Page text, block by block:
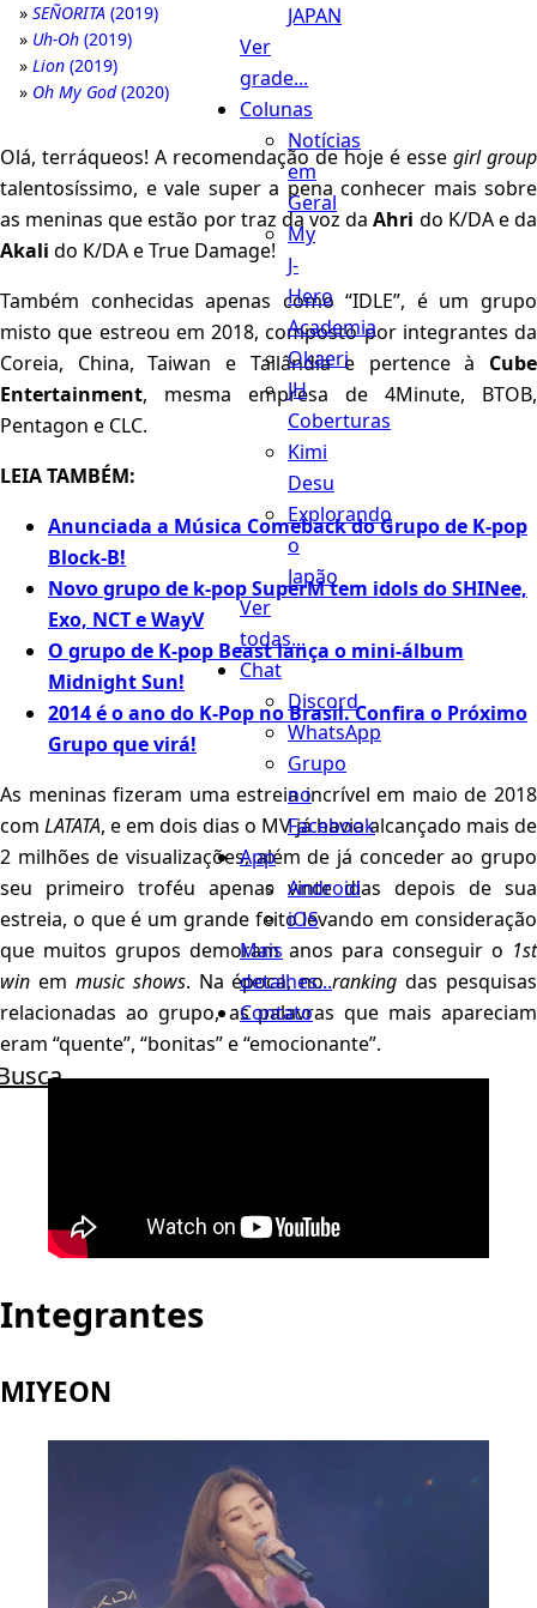
JAPAN
Ver
grade...
Colunas
Notícias
em
Geral
My
J-
Hero
Academia
Okaeri
JH
Coberturas
Kimi
Desu
Explorando
o
Japão
Ver
todas...
Chat
Discord
WhatsApp
Grupo
no
Facebook
App
Android
iOS
Mais
detalhes...
Contato
SEÑORITA (2019)
Uh-Oh (2019)
Lion (2019)
Oh My God(2020)
Olá, terráqueos! A recomendação de hoje é esse girl group
talentosíssimo, e vale super a pena conhecer mais sobre
as meninas que estão por traz da voz daAhri do K/DA e da
Akali do K/DA e True Damage!
Também conhecidas apenas como “IDLE”, é um grupo
misto que estreou em 2018, composto por integrantes da
Coreia, China, Taiwan e Tailândia e pertence à Cube
Entertainment, mesma empresa de 4Minute, BTOB,
Pentagon e CLC.
LEIA TAMBÉM:
Anunciada a Música Comeback do Grupo de K-pop
Block-B!
Novo grupo de k-pop SuperM tem idols do SHINee,
Exo, NCT e WayV
O grupo de K-pop Beast lança o mini-álbum
Midnight Sun!
2014 é o ano do K-Pop no Brasil. Confira o Próximo
Grupo que virá!
As meninas fizeram uma estreia incrível em maio de 2018
com LATATA, e em dois dias o MV já havia alcançado mais de
2 milhões de visualizações, além de já conceder ao grupo
seu primeiro troféu apenas vinte dias depois de sua
estreia, o que é um grande feito levando em consideração
que muitos grupos demoram anos para conseguir o 1st
win em music shows. Na época, noranking das pesquisas
relacionadas ao grupo, as palavras que mais apareciam
eram “quente”, “bonitas” e “emocionante”.
Integrantes
MIYEON